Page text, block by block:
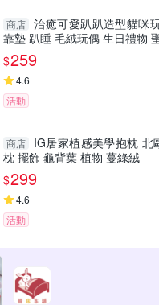
商店 治癒可愛趴趴造型貓咪
靠墊 趴睡 毛絨玩偶 生日禮物
$259
4.6
活動
商店
IG居家植感美學抱枕 北
枕 擺飾 龜背葉 植物 蔓綠絨
$299
4.6
活動